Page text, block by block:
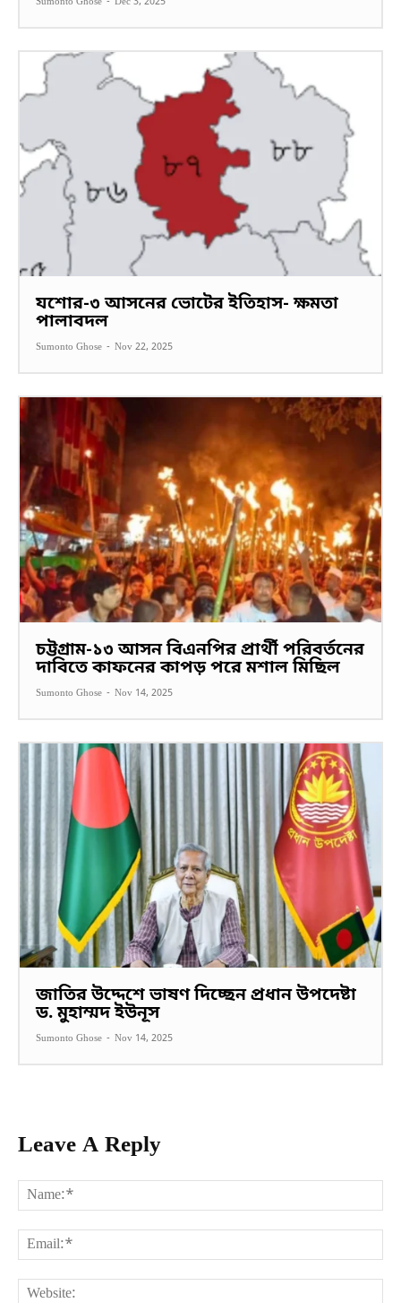
যশোর-৩ আসনের ভোটের ইতিহাস- ক্ষমতা
পালাবদল
Sumonto Ghose - Nov 22, 2025
চট্টগ্রাম-১৩ আসন বিএনপির প্রার্থী পরিবর্তনের
দাবিতে কাফনের কাপড় পরে মশাল মিছিল
Sumonto Ghose - Nov 14, 2025
জাতির উদ্দেশে ভাষণ দিচ্ছেন প্রধান উপদেষ্টা
ড. মুহাম্মদ ইউনূস
Sumonto Ghose - Nov 14, 2025
Leave A Reply